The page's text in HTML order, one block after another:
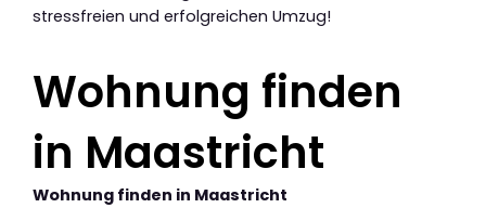
stressfreien und erfolgreichen Umzug!
Wohnung finden
in Maastricht
Wohnung finden in Maastricht